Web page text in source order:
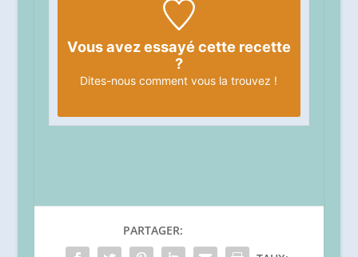
Vous avez essayé cette recette
?
Dites-nous comment vous la trouvez !
PARTAGER: